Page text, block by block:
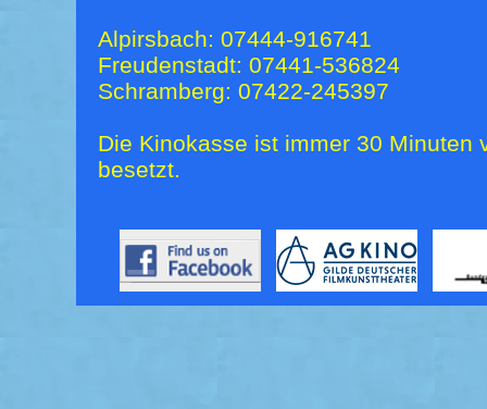
Alpirsbach: 07444-916741
Freudenstadt: 07441-536824
Schramberg: 07422-245397
Die Kinokasse ist immer 30 Minuten
besetzt.